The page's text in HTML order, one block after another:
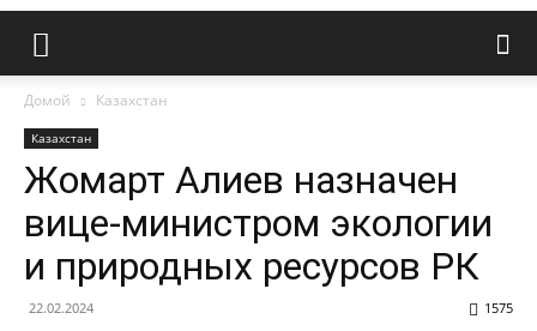
Домой Казахстан
Казахстан
Жомарт Алиев назначен
вице-министром экологии
и природных ресурсов РК
22.02.2024 1575